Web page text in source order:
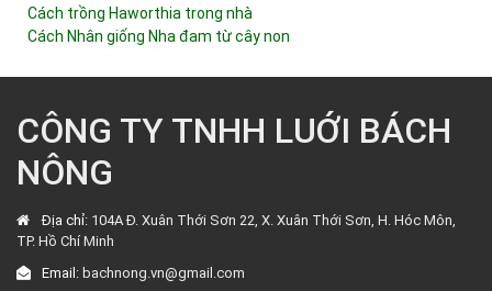
Cách trồng Haworthia trong nhà
Cách Nhân giống Nha đam từ cây non
CÔNG TY TNHH LUỚI BÁCH
NÔNG
Địa chỉ: 104A Đ. Xuân Thới Sơn 22, X. Xuân Thới Sơn, H. Hóc Môn,
TP. Hồ Chí Minh
Email: bachnong.vn@gmail.com